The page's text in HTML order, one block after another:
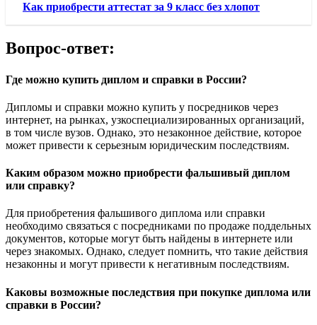
Как приобрести аттестат за 9 класс без хлопот
Вопрос-ответ:
Где можно купить диплом и справки в России?
Дипломы и справки можно купить у посредников через
интернет, на рынках, узкоспециализированных организаций,
в том числе вузов. Однако, это незаконное действие, которое
может привести к серьезным юридическим последствиям.
Каким образом можно приобрести фальшивый диплом
или справку?
Для приобретения фальшивого диплома или справки
необходимо связаться с посредниками по продаже поддельных
документов, которые могут быть найдены в интернете или
через знакомых. Однако, следует помнить, что такие действия
незаконны и могут привести к негативным последствиям.
Каковы возможные последствия при покупке диплома или
справки в России?